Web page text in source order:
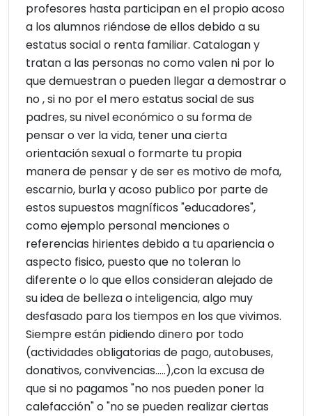
profesores hasta participan en el propio acoso
a los alumnos riéndose de ellos debido a su
estatus social o renta familiar. Catalogan y
tratan a las personas no como valen ni por lo
que demuestran o pueden llegar a demostrar o
no , si no por el mero estatus social de sus
padres, su nivel económico o su forma de
pensar o ver la vida, tener una cierta
orientación sexual o formarte tu propia
manera de pensar y de ser es motivo de mofa,
escarnio, burla y acoso publico por parte de
estos supuestos magníficos "educadores",
como ejemplo personal menciones o
referencias hirientes debido a tu apariencia o
aspecto fisico, puesto que no toleran lo
diferente o lo que ellos consideran alejado de
su idea de belleza o inteligencia, algo muy
desfasado para los tiempos en los que vivimos.
Siempre están pidiendo dinero por todo
(actividades obligatorias de pago, autobuses,
donativos, convivencias.....),con la excusa de
que si no pagamos "no nos pueden poner la
calefacción" o "no se pueden realizar ciertas